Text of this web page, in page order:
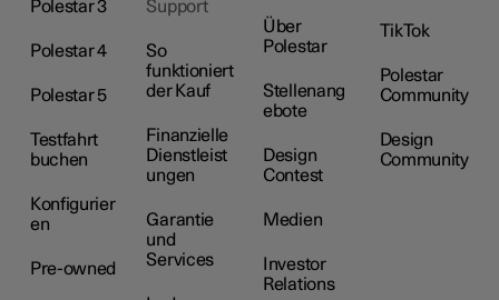
Polestar 3
Polestar 4
Polestar 5
Testfahrt
buchen
Konfigurier
en
Pre-owned
Support
So
funktioniert
der Kauf
Finanzielle
Dienstleist
ungen
Garantie
und
Services
Über
Polestar
Stellenang
ebote
Design
Contest
Medien
Investor
Relations
TikTok
Polestar
Community
Design
Community